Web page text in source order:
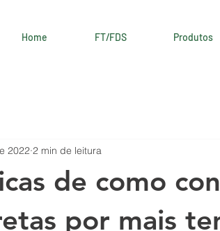
Home FT/FDS Produtos
de como
por mais
2022 2 min de leitura